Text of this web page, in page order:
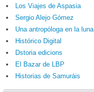
Los Viajes de Aspasia
Sergio Alejo Gómez
Una antropóloga en la luna
Histórico Digital
Dstoria edicions
El Bazar de LBP
Historias de Samuráis